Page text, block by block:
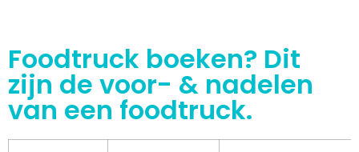
Foodtruck boeken? Dit
zijn de voor- & nadelen
van een foodtruck.